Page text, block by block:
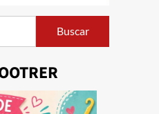
Buscar